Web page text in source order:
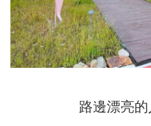
路邊漂亮